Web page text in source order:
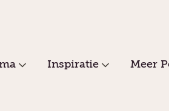
Inspiratie Meer